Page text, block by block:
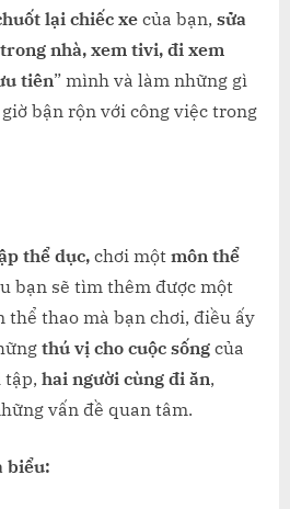
lại chiếc xe của bạn, sửa
nhà, xem tivi, đi xem
tiên” mình và làm những gì
bận rộn với công việc trong
thể dục, chơi một môn thể
bạn sẽ tìm thêm được một
thể thao mà bạn chơi, điều ấy
thú vị cho cuộc sống của
tập, hai người cùng đi ăn,
vấn đề quan tâm.
biểu: